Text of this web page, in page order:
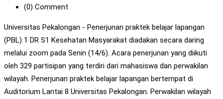
(0) Comment
Universitas Pekalongan - Penerjunan praktek belajar lapangan
(PBL) 1 DR S1 Kesehatan Masyarakat diadakan secara daring
melalui zoom pada Senin (14/6). Acara penerjunan yang diikuti
oleh 329 partisipan yang terdiri dari mahasiswa dan perwakilan
wilayah. Penerjunan praktek belajar lapangan bertempat di
Auditorium Lantai 8 Universitas Pekalongan. Perwakilan wilayah